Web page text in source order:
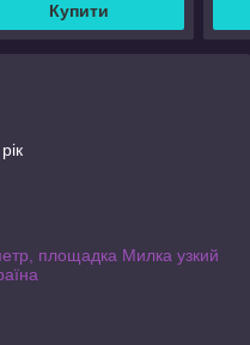
Купити
площадка Милка узкий